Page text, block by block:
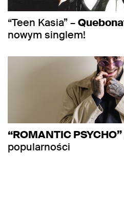
“Teen Kasia” –
nowym singlem!
“ROMANTIC PSYCHO”
popularności